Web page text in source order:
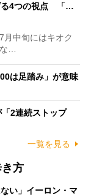
る4つの視点 「…
中旬にはキオク
…
は足踏み」が意味
「2連続ストップ
一覧を見る
方
い」イーロン・マ